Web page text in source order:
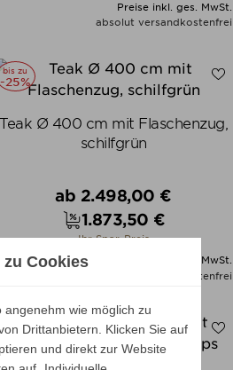
Preise inkl. ges. MwSt.
absolut versandkostenfrei
bis zu
-25%
Teak Ø 400 cm mit Flaschenzug,
schilfgrün
Verkaufspreis
ab 2.498,00 €
Preis
1.873,50 €
Ihr Spar-Preis
Preise inkl. ges. MwSt.
absolut versandkostenfrei
bis zu
-25%
Cookies
wie möglich zu
Drittanbietern. Klicken Sie auf
und direkt zur Website